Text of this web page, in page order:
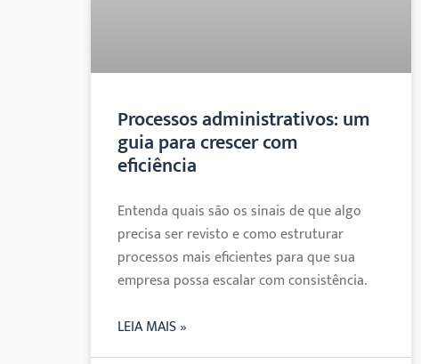
Processos administrativos: um
guia para crescer com
eficiência
Entenda quais são os sinais de que algo
precisa ser revisto e como estruturar
processos mais eficientes para que sua
empresa possa escalar com consistência.
LEIA MAIS »